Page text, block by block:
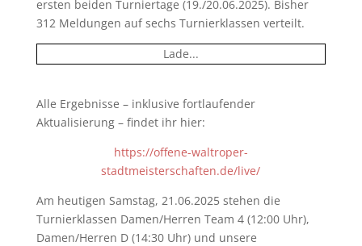
ersten beiden Turniertage (19./20.06.2025). Bisher
312 Meldungen auf sechs Turnierklassen verteilt.
Lade...
Alle Ergebnisse – inklusive fortlaufender
Aktualisierung – findet ihr hier:
https://offene-waltroper-
stadtmeisterschaften.de/live/
Am heutigen Samstag, 21.06.2025 stehen die
Turnierklassen Damen/Herren Team 4 (12:00 Uhr),
Damen/Herren D (14:30 Uhr) und unsere